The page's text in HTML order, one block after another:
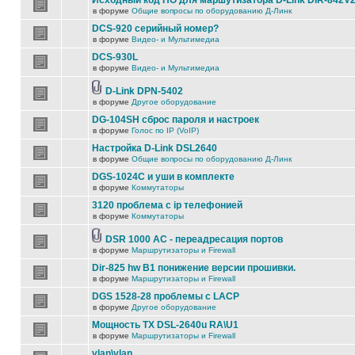
в форуме Общие вопросы по оборудованию Д-Линк
DCS-920 серийный номер?
в форуме Видео- и Мультимедиа
DCS-930L
в форуме Видео- и Мультимедиа
D-Link DPN-5402
в форуме Другое оборудование
DG-104SH сброс пароля и настроек
в форуме Голос по IP (VoIP)
Настройка D-Link DSL2640
в форуме Общие вопросы по оборудованию Д-Линк
DGS-1024C и уши в комплекте
в форуме Коммутаторы
3120 проблема с ip телефонией
в форуме Коммутаторы
DSR 1000 AC - переадресация портов
в форуме Маршрутизаторы и Firewall
Dir-825 hw B1 понижение версии прошивки.
в форуме Маршрутизаторы и Firewall
DGS 1528-28 проблемы с LACP
в форуме Другое оборудование
Мощность TX DSL-2640u RA\U1
в форуме Маршрутизаторы и Firewall